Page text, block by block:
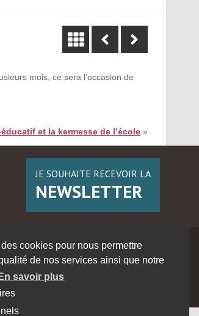
cookies pour nous permettre
de nos services ainsi que notre
En savoir plus
mois, ce sera l’occasion de
et la kermesse de l’école »
JE SOUHAITE RECEVOIR LA
NEWSLETTER